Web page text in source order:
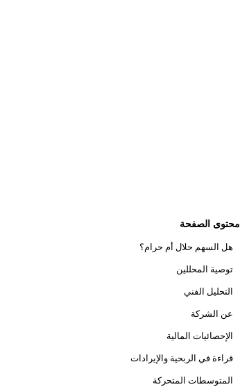
محتوى الصفحة
هل السهم حلال أم حرام؟
توصية المحللين
التحليل الفني
عن الشركة
الإحصائيات المالية
قراءة في الربحية والإيرادات
المتوسطات المتحركة